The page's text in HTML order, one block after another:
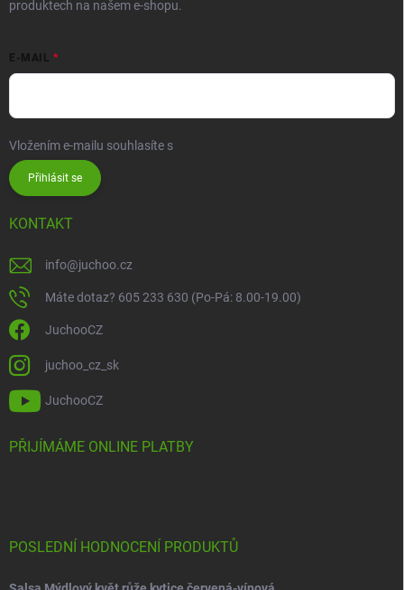
produktech na našem e-shopu.
E-MAIL
Vložením e-mailu souhlasíte s
Přihlásit se
KONTAKT
info@juchoo.cz
Máte dotaz? 605 233 630 (Po-Pá: 8.00-19.00)
JuchooCZ
juchoo_cz_sk
JuchooCZ
PŘIJÍMÁME ONLINE PLATBY
POSLEDNÍ HODNOCENÍ PRODUKTŮ